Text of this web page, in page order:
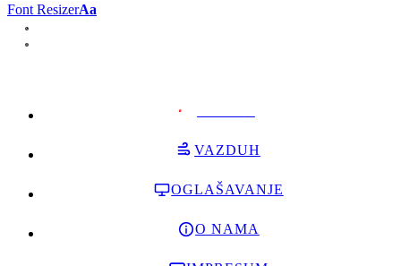
Font ResizerAa
VAZDUH
OGLAŠAVANJE
O NAMA